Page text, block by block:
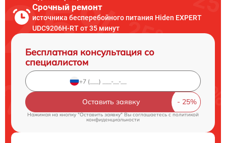
Срочный ремонт
источника бесперебойного питания Hiden EXPERT
UDC9206H-RT от 35 минут
Бесплатная консультация со
специалистом
Оставить заявку
Нажимая на кнопку "Оставить заявку" Вы соглашаетесь c политикой
конфиденциальности